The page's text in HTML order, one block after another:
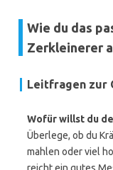
Wie du das
Zerkleinerer
Leitfragen zur
Wofür willst du
Überlege, ob du
mahlen oder viel